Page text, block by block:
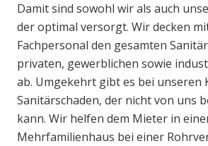
Damit sind sowohl wir als auch
der optimal versorgt. Wir decken
Fachpersonal den gesamten
privaten, gewerblichen sowie
ab. Umgekehrt gibt es bei unseren
Sanitärschaden, der nicht von uns
kann. Wir helfen dem Mieter in
Mehrfamilienhaus bei einer